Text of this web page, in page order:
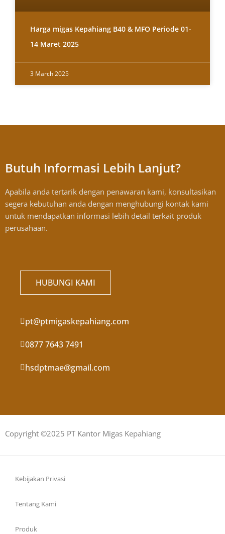
Harga migas Kepahiang B40 & MFO Periode 01-
14 Maret 2025
3 March 2025
Butuh Informasi Lebih Lanjut?
Apabila anda tertarik dengan penawaran kami, konsultasikan
segera kebutuhan anda dengan menghubungi kontak kami
untuk mendapatkan informasi lebih detail terkait produk
perusahaan.
HUBUNGI KAMI
pt@ptmigaskepahiang.com
0877 7643 7491
hsdptmae@gmail.com
Copyright ©2025 PT Kantor Migas Kepahiang
Kebijakan Privasi
Tentang Kami
Produk